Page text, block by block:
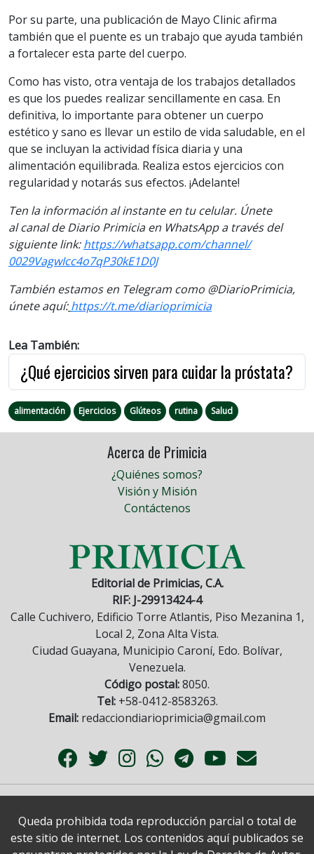
Por su parte, una publicación de Mayo Clinic afirma
también que el puente es un trabajo que ayuda también
a fortalecer esta parte del cuerpo.
Como has visto, otra ventaja de los trabajos detallados
es que los puedes realizar sencillamente en casa. En
definitiva, lo importante para obtener un cuerpo
estético y sano es llevar un estilo de vida saludable, en el
que se incluyan la actividad física diaria y una
alimentación equilibrada. Realiza estos ejercicios con
regularidad y notarás sus efectos. ¡Adelante!
Ten la información al instante en tu celular. Únete
alcanalde Diario Primicia en WhatsApp a través del
siguiente link:https://whatsapp.com/channel/
0029VagwIcc4o7qP30kE1D0J
También estamos en Telegram como @DiarioPrimicia,
únete aquí: https://t.me/diarioprimicia
Lea También:
¿Qué ejercicios sirven para cuidar la próstata?
alimentación Ejercicios Glúteos rutina Salud
Acerca de Primicia
¿Quiénes somos?
Visión y Misión
Contáctenos
Editorial de Primicias, C.A.
RIF: J-29913424-4
Calle Cuchivero, Edificio Torre Atlantis, Piso Mezanina 1,
Local 2, Zona Alta Vista.
Ciudad Guayana, Municipio Caroní, Edo. Bolívar,
Venezuela.
Código postal:8050.
Tel:+58-0412-8583263.
Email: redacciondiarioprimicia@gmail.com
Queda prohibida toda reproducción parcial o total de
este sitio de internet. Los contenidos aquí publicados se